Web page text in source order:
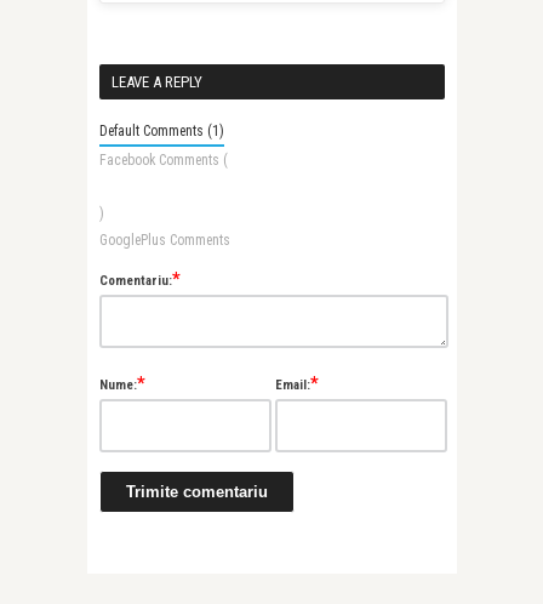
LEAVE A REPLY
Default Comments (1)
Facebook Comments (
)
GooglePlus Comments
Comentariu:*
Nume:* Email:*